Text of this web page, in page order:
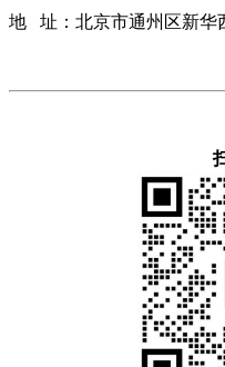
地 址：北京市通州区新华